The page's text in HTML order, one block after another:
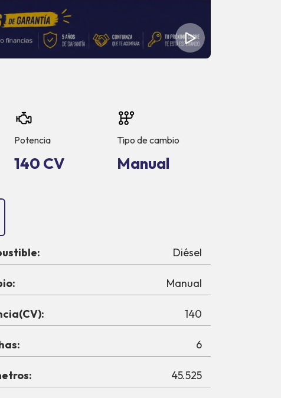
Potencia
140 CV
Tipo de cambio
Manual
Diésel
Manual
140
6
45.525